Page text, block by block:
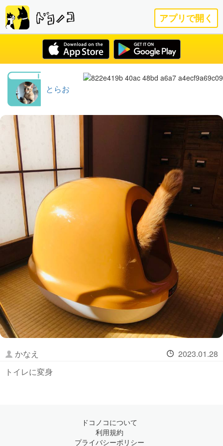
アプリで開く
とらお
かなえ
2023.01.28
トイレに変身
ドコノコについて
利用規約
プライバシーポリシー